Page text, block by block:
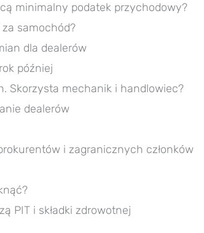
minimalny podatek przychodowy?
samochód?
dla dealerów
później
Skorzysta mechanik i handlowiec?
dealerów
i zagranicznych członków
PIT i składki zdrowotnej